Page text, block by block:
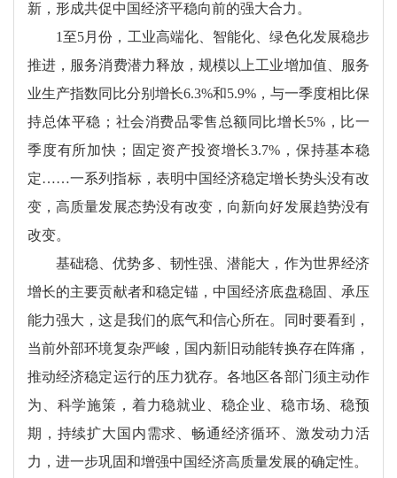
新，形成共促中国经济平稳向前的强大合力。
1至5月份，工业高端化、智能化、绿色化发展稳步
推进，服务消费潜力释放，规模以上工业增加值、服务
业生产指数同比分别增长6.3%和5.9%，与一季度相比保
持总体平稳；社会消费品零售总额同比增长5%，比一
季度有所加快；固定资产投资增长3.7%，保持基本稳
定……一系列指标，表明中国经济稳定增长势头没有改
变，高质量发展态势没有改变，向新向好发展趋势没有
改变。
基础稳、优势多、韧性强、潜能大，作为世界经济
增长的主要贡献者和稳定锚，中国经济底盘稳固、承压
能力强大，这是我们的底气和信心所在。同时要看到，
当前外部环境复杂严峻，国内新旧动能转换存在阵痛，
推动经济稳定运行的压力犹存。各地区各部门须主动作
为、科学施策，着力稳就业、稳企业、稳市场、稳预
期，持续扩大国内需求、畅通经济循环、激发动力活
力，进一步巩固和增强中国经济高质量发展的确定性。